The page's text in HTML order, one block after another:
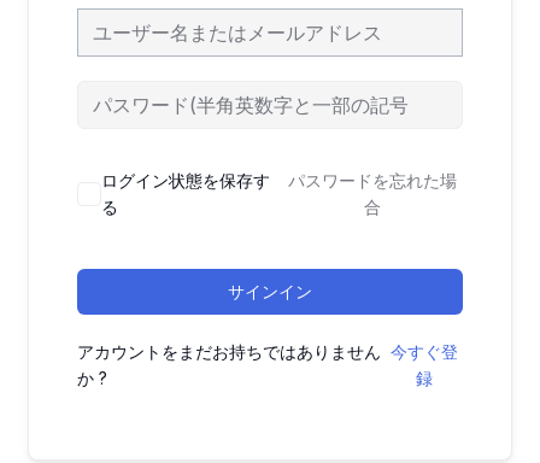
ログイン状態を保存す
る
パスワードを忘れた場
合
サインイン
アカウントをまだお持ちではありません
か ?
今すぐ登
録